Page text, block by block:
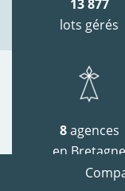
13 877
lots gérés
8agences
en Bretagne